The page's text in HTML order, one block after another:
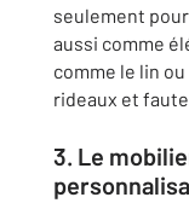
seulement
aussi comme
comme le lin
rideaux et
3. Le